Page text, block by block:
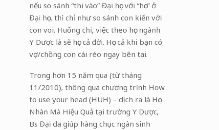
nếu so sánh “thi vào” Đại học với “học” ở
Đại học, thì chỉ như so sánh con kiến với
con voi. Huống chi, việc theo học ngành
Y Dược là sẽ học cả đời. Học cả khi bạn có
vợ/chồng con cái réo ngay bên tai.
Trong hơn 15 năm qua (từ tháng
11/2010), thông qua chương trình How
to use your head (HUH) – dịch ra là Học
Nhàn Mà Hiệu Quả tại trường Y Dược,
Bs Đại đã giúp hàng chục ngàn sinh